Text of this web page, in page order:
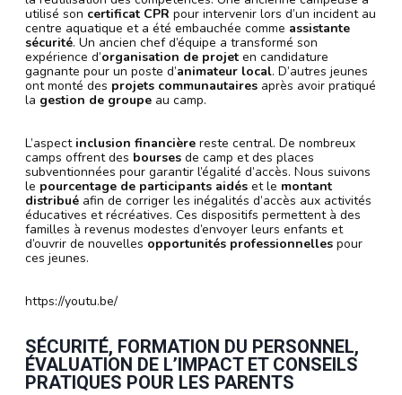
utilisé son certificat CPR pour intervenir lors d’un incident au
centre aquatique et a été embauchée comme assistante
sécurité. Un ancien chef d’équipe a transformé son
expérience d’organisation de projet en candidature
gagnante pour un poste d’animateur local. D’autres jeunes
ont monté des projets communautaires après avoir pratiqué
la gestion de groupe au camp.
L’aspect inclusion financière reste central. De nombreux
camps offrent des bourses de camp et des places
subventionnées pour garantir l’égalité d’accès. Nous suivons
le pourcentage de participants aidés et le montant
distribué afin de corriger les inégalités d’accès aux activités
éducatives et récréatives. Ces dispositifs permettent à des
familles à revenus modestes d’envoyer leurs enfants et
d’ouvrir de nouvelles opportunités professionnelles pour
ces jeunes.
https://youtu.be/
SÉCURITÉ, FORMATION DU PERSONNEL,
ÉVALUATION DE L’IMPACT ET CONSEILS
PRATIQUES POUR LES PARENTS